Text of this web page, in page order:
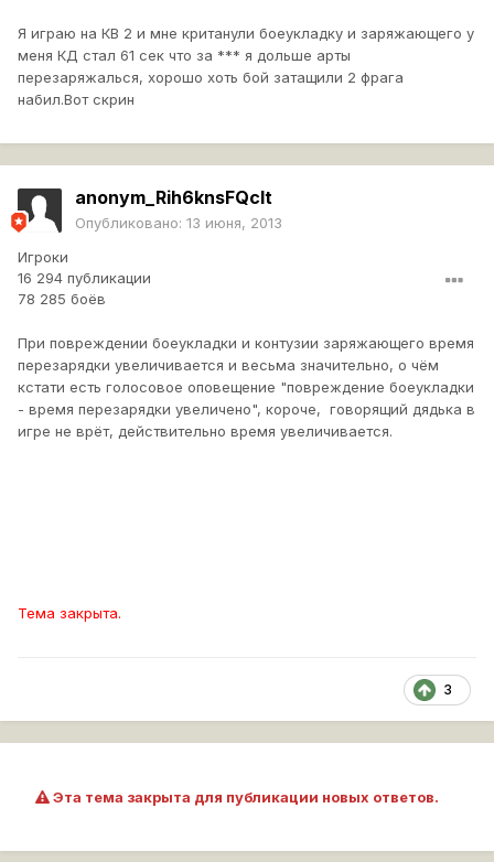
Я играю на КВ 2 и мне кританули боеукладку и заряжающего у
меня КД стал 61 сек что за *** я дольше арты
перезаряжалься, хорошо хоть бой затащили 2 фрага
набил.Вот скрин
anonym_Rih6knsFQcIt
Опубликовано: 13 июня, 2013
Игроки
16 294 публикации
78 285 боёв
При повреждении боеукладки и контузии заряжающего время
перезарядки увеличивается и весьма значительно, о чём
кстати есть голосовое оповещение "повреждение боеукладки
- время перезарядки увеличено", короче, говорящий дядька в
игре не врёт, действительно время увеличивается.
Тема закрыта.
3
Эта тема закрыта для публикации новых ответов.